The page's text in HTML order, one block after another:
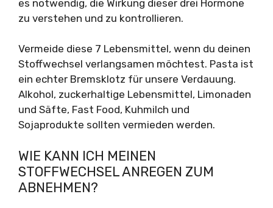
es notwendig, die Wirkung dieser drei Hormone
zu verstehen und zu kontrollieren.
Vermeide diese 7 Lebensmittel, wenn du deinen
Stoffwechsel verlangsamen möchtest. Pasta ist
ein echter Bremsklotz für unsere Verdauung.
Alkohol, zuckerhaltige Lebensmittel, Limonaden
und Säfte, Fast Food, Kuhmilch und
Sojaprodukte sollten vermieden werden.
WIE KANN ICH MEINEN
STOFFWECHSEL ANREGEN ZUM
ABNEHMEN?